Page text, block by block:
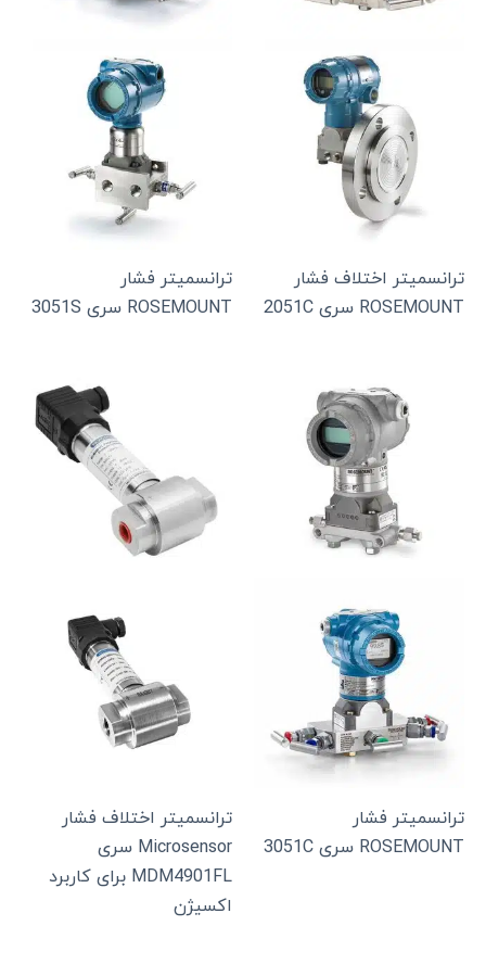
ترانسمیتر اختلاف فشار
ROSEMOUNT سری 2051C
ترانسمیتر فشار
ROSEMOUNT سری 3051S
ترانسمیتر فشار
ROSEMOUNT سری 3051C
ترانسمیتر اختلاف فشار
Microsensor سری
MDM4901FL برای کاربرد
اکسیژن